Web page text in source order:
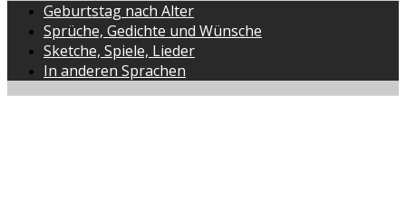
Geburtstag nach Alter
Sprüche, Gedichte und Wünsche
Sketche, Spiele, Lieder
In anderen Sprachen